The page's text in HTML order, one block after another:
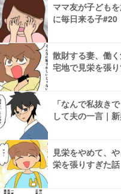
ママ友が子ども
に毎日来る子#20
散財する妻、働
宅地で見栄を張
「なんで私抜き
して夫の一言｜
見栄をやめて、
栄を張りすぎた話